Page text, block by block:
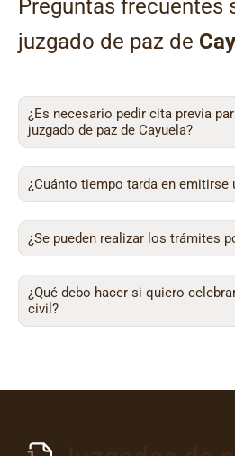
Preguntas frecuentes
juzgado de paz de
¿Es necesario pedir cita previa
juzgado de paz de Cayuela?
¿Cuánto tiempo tarda en emitirse
¿Se pueden realizar los trámites
¿Qué debo hacer si quiero
civil?